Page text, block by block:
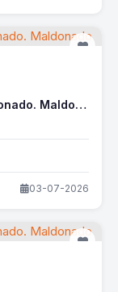
Chacra en Venta en Las Flores, Maldonado. Maldonado
03-07-2026